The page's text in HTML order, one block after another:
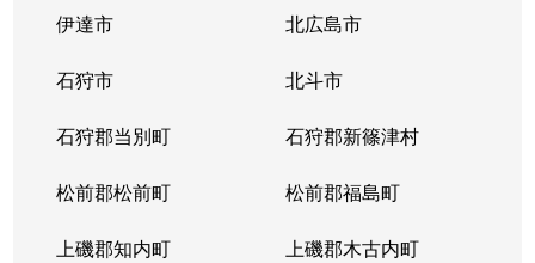
伊達市 北広島市
石狩市 北斗市
石狩郡当別町 石狩郡新篠津村
松前郡松前町 松前郡福島町
上磯郡知内町 上磯郡木古内町